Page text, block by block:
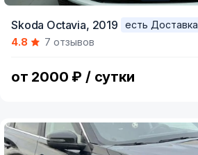
of
Skoda Octavia, 2019
есть Доставка
4.8
7 отзывов
от 2000 ₽ / сутки